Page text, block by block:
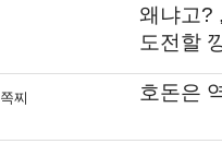
왜냐고?
도전할
쪽찌 호돈은